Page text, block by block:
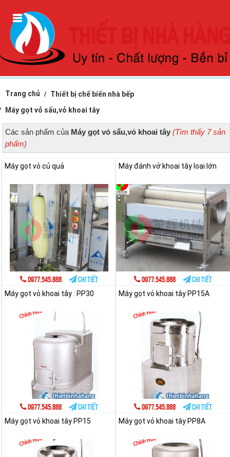
Trang chủ
Thiết bị chế biến nhà bếp
Máy gọt vỏ sấu,vỏ khoai tây
Các sản phẩm của Máy gọt vỏ sấu,vỏ khoai tây (Tìm thấy 7 sản
phẩm)
Máy gọt vỏ củ quả
0977.545.888 Chi tiết
Máy đánh vở khoai tây loại lớn
0977.545.888
Chi tiết
Máy gọt vỏ khoai tây : PP30
0977.545.888 Chi tiết
Máy gọt vỏ khoai tây PP15A
0977.545.888
Chi tiết
Máy gọt vỏ khoai tây PP15
Máy gọt vỏ khoai tây PP8A